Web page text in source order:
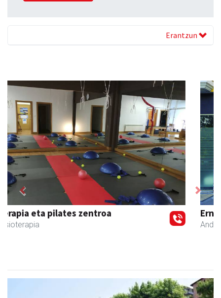
Erantzun
Ernaitza liburu-denda
Andoain - Liburu-dendak
Previous Next